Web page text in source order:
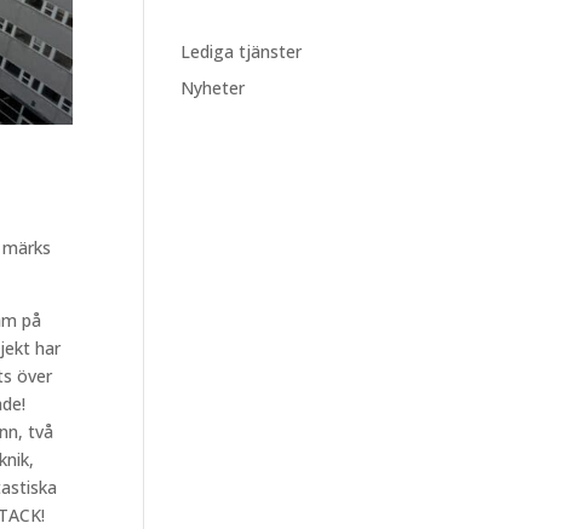
på
har
över
två
Lediga tjänster
Nyheter